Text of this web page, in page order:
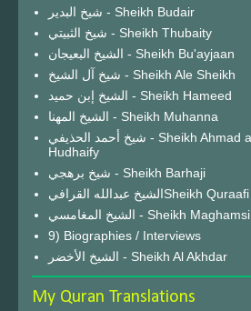
شيخ البدير - Sheikh Budair
شيخ الثبيتي - Sheikh Thubaity
الشيخ البعيجان - Sheikh Bu'ayjaan
شيخ آل الشيخ - Sheikh Ale Sheikh
الشيخ إبن حميد - Sheikh Hameed
الشيخ المهنا - Sheikh Muhanna
شيخ أحمد الحذيفي - Sheikh Ahmad al
Hudhaify
شيخ برهجي - Sheikh Barhaji
الشيخ عبدالله القرافيSheikh Quraafi
الشيخ المغامسي - Sheikh Maghamsi
9) Biographies / Interviews
الشيخ الأخضر - Sheikh Al Akhdar
My Quran Translations